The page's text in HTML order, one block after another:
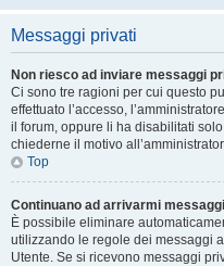
Messaggi privati
Non riesco ad inviare messaggi
Ci sono tre ragioni per cui questo
effettuato l’accesso,
il forum, oppure li ha disabilitati
chiederne il motivo
Top
Continuano ad arrivarmi
È possibile eliminare
utilizzando le regole dei messaggi
Utente. Se si ricevono messaggi